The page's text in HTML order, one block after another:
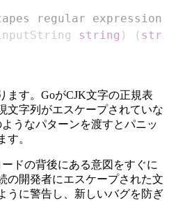
regular
string ) (
ます。GoがCJK文字の正規表
文字列がエスケープされていな
ようなパターンを渡すとパニッ
す。
ドの背後にある意図をすぐに
の開発者にエスケープされた文
うに警告し、新しいバグを防ぎ